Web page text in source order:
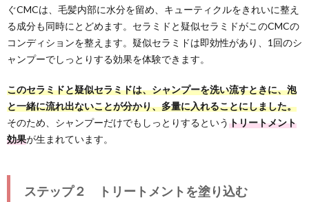
ぐCMCは、毛髪内部に水分を留め、キューティクルをきれいに整え
る成分も同時にとどめます。セラミドと疑似セラミドがこのCMCの
コンディションを整えます。疑似セラミドは即効性があり、1回のシ
ャンプーでしっとりする効果を体験できます。
このセラミドと疑似セラミドは、シャンプーを洗い流すときに、泡
と一緒に流れ出ないことが分かり、多量に入れることにしました。
そのため、シャンプーだけでもしっとりするというトリートメント
効果が生まれています。
ステップ２ トリートメントを塗り込む